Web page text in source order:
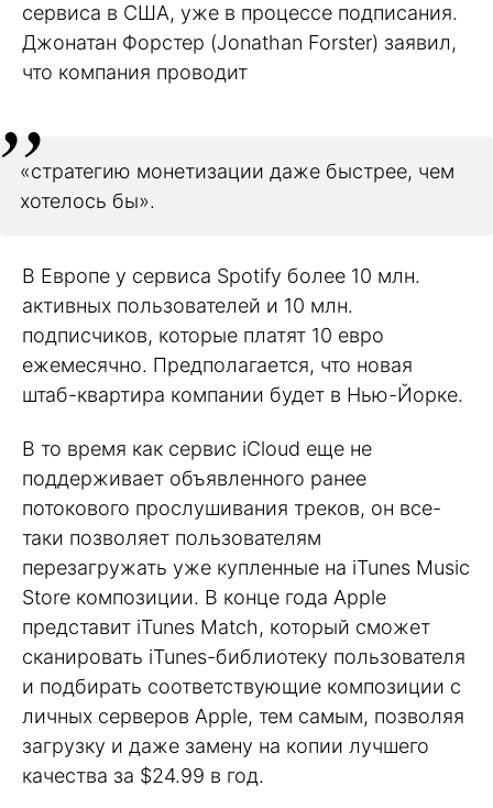
сервиса в США, уже в процессе подписания.
Джонатан Форстер (Jonathan Forster) заявил,
что компания проводит
«стратегию монетизации даже быстрее, чем
хотелось бы».
В Европе у сервиса Spotify более 10 млн.
активных пользователей и 10 млн.
подписчиков, которые платят 10 евро
ежемесячно. Предполагается, что новая
штаб-квартира компании будет в Нью-Йорке.
В то время как сервис iCloud еще не
поддерживает объявленного ранее
потокового прослушивания треков, он все-
таки позволяет пользователям
перезагружать уже купленные на iTunes Music
Store композиции. В конце года Apple
представит iTunes Match, который сможет
сканировать iTunes-библиотеку пользователя
и подбирать соответствующие композиции с
личных серверов Apple, тем самым, позволяя
загрузку и даже замену на копии лучшего
качества за $24.99 в год.